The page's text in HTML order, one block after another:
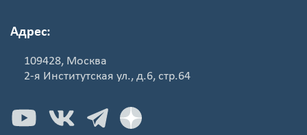
Адрес:
109428, Москва
2-я Институтская ул., д.6, стр.64